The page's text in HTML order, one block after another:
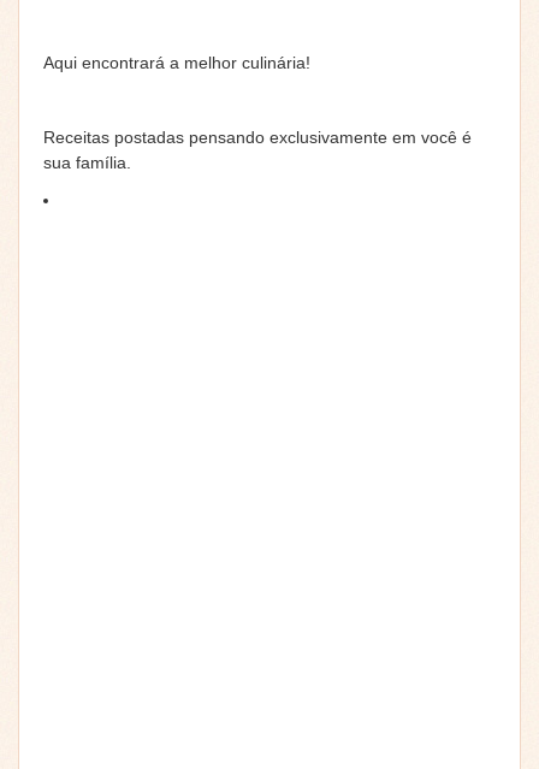
Aqui encontrará a melhor culinária!
Receitas postadas pensando exclusivamente em você é
sua família.